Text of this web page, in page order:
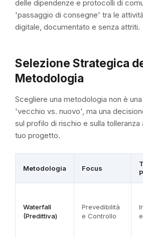
delle dipendenze e protocolli di
'passaggio di consegne' tra le
digitale, documentato e senza attriti.
Selezione Strategica
Metodologia
Scegliere una metodologia non è
'vecchio vs. nuovo', ma una
sul profilo di rischio e sulla
tuo progetto.
Metodologia Focus
Waterfall
(Predittiva)
Prevedibilità
e Controllo